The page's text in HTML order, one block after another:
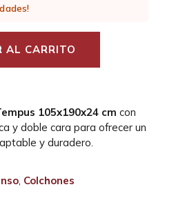
AL CARRITO
105x190x24 cm con
y doble cara para ofrecer un
y duradero.
, Colchones